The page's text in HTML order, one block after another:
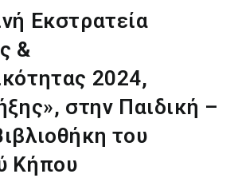
Εκστρατεία
&
2024,
στην Παιδική –
του
Κήπου